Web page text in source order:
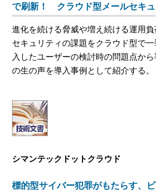
で刷新！ クラウド型メールセキ
進化を続ける脅威や増え続ける運用
セキュリティの課題をクラウド型で
入したユーザーの検討時の問題点か
の生の声を導入事例として紹介する。
シマンテックドットクラウド
標的型サイバー犯罪がもたらす、